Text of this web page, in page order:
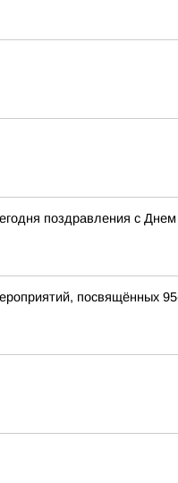
поздравления с Днем
посвящённых